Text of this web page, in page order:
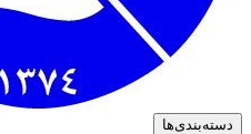
دسته‌بندی‌ها